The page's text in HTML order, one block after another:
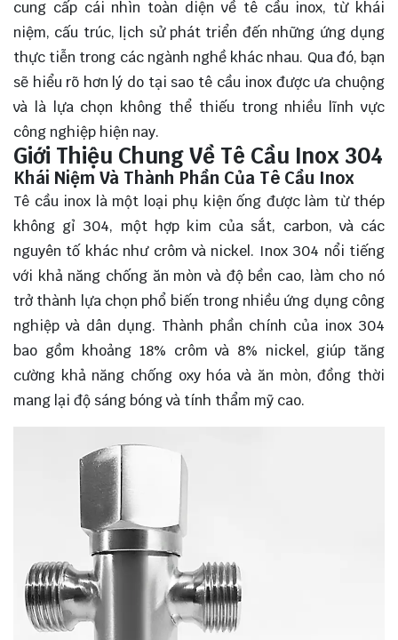
cung cấp cái nhìn toàn diện về tê cầu inox, từ khái
niệm, cấu trúc, lịch sử phát triển đến những ứng dụng
thực tiễn trong các ngành nghề khác nhau. Qua đó, bạn
sẽ hiểu rõ hơn lý do tại sao tê cầu inox được ưa chuộng
và là lựa chọn không thể thiếu trong nhiều lĩnh vực
công nghiệp hiện nay.
Giới Thiệu Chung Về Tê Cầu Inox 304
Khái Niệm Và Thành Phần Của Tê Cầu Inox
Tê cầu inox là một loại phụ kiện ống được làm từ thép
không gỉ 304, một hợp kim của sắt, carbon, và các
nguyên tố khác như crôm và nickel. Inox 304 nổi tiếng
với khả năng chống ăn mòn và độ bền cao, làm cho nó
trở thành lựa chọn phổ biến trong nhiều ứng dụng công
nghiệp và dân dụng. Thành phần chính của inox 304
bao gồm khoảng 18% crôm và 8% nickel, giúp tăng
cường khả năng chống oxy hóa và ăn mòn, đồng thời
mang lại độ sáng bóng và tính thẩm mỹ cao.